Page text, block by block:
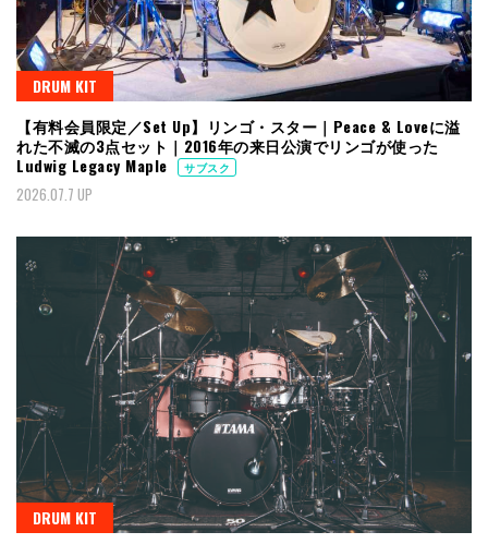
DRUM KIT
【有料会員限定／Set Up】リンゴ・スター｜Peace & Loveに溢
れた不滅の3点セット｜2016年の来日公演でリンゴが使った
Ludwig Legacy Maple
サブスク
2026.07.7 UP
DRUM KIT